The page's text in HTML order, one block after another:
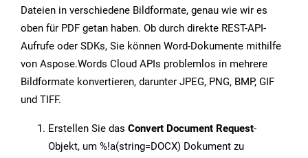
Dateien in verschiedene Bildformate, genau wie wir es
oben für PDF getan haben. Ob durch direkte REST-API-
Aufrufe oder SDKs, Sie können Word-Dokumente mithilfe
von Aspose.Words Cloud APIs problemlos in mehrere
Bildformate konvertieren, darunter JPEG, PNG, BMP, GIF
und TIFF.
Erstellen Sie das Convert Document Request-
Objekt, um %!a(string=DOCX) Dokument zu